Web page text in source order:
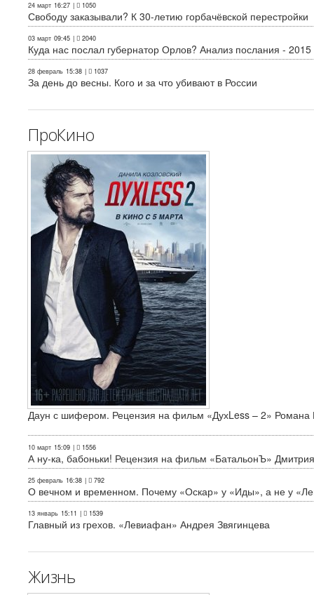
24 март 16:27 | 1050
Свободу заказывали? К 30-летию горбачёвской перестройки
03 март 09:45 | 2040
Куда нас послал губернатор Орлов? Анализ послания - 2015
28 февраль 15:38 | 1037
За день до весны. Кого и за что убивают в России
ПроКино
Даун с шифером. Рецензия на фильм «ДухLess – 2» Романа
10 март 15:09 | 1556
А ну-ка, бабоньки! Рецензия на фильм «БатальонЪ»
25 февраль 16:38 | 792
О вечном и временном. Почему «Оскар» у «Иды», а не у
13 январь 15:11 | 1539
Главный из грехов. «Левиафан» Андрея Звягинцева
Жизнь